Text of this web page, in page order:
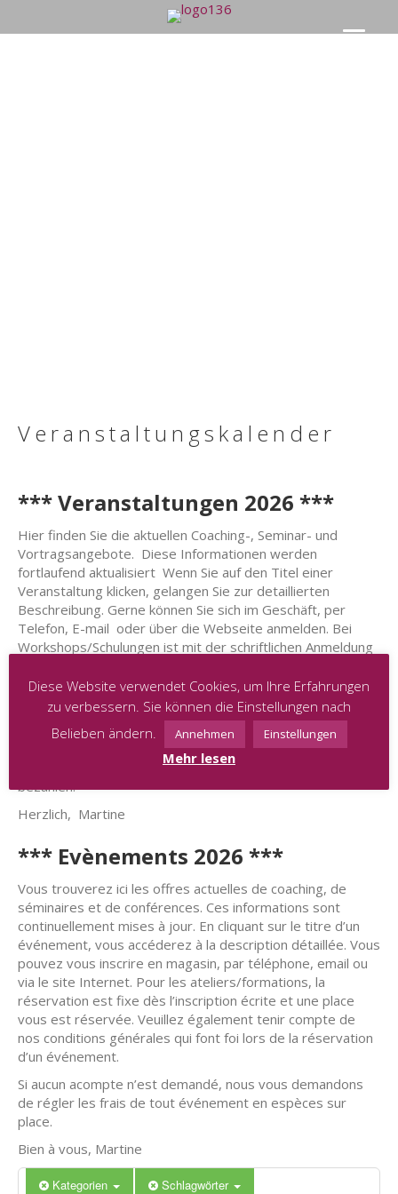
Veranstaltungskalender
*** Veranstaltungen 2026 ***
Hier finden Sie die aktuellen Coaching-, Seminar- und
Vortragsangebote. Diese Informationen werden
fortlaufend aktualisiert Wenn Sie auf den Titel einer
Veranstaltung klicken, gelangen Sie zur detaillierten
Beschreibung. Gerne können Sie sich im Geschäft, per
Telefon, E-mail oder über die Webseite anmelden. Bei
Workshops/Schulungen ist mit der schriftlichen Anmeldung
Bitte beachten Sie auch diesbezüglich unsere allgemeinen
Geschäftsbedingungen, die bei jeglicher Buchung einer
Veranstaltung bindend sind.
Wenn keine Vorauskasse gefragt ist, bitten wir Sie die
Gebühren für jegliche Veranstaltung in Cash vor Ort zu
bezahlen.
Herzlich, Martine
*** Evènements 2026 ***
Vous trouverez ici les offres actuelles de coaching, de
séminaires et de conférences. Ces informations sont
continuellement mises à jour. En cliquant sur le titre d’un
événement, vous accéderez à la description détaillée. Vous
pouvez vous inscrire en magasin, par téléphone, email ou
via le site Internet. Pour les ateliers/formations, la
réservation est fixe dès l’inscription écrite et une place
vous est réservée. Veuillez également tenir compte de
nos conditions générales qui font foi lors de la réservation
d’un événement.
Si aucun acompte n’est demandé, nous vous demandons
de régler les frais de tout événement en espèces sur
place.
Bien à vous, Martine
Kategorien Schlagwörter
Diese Website verwendet Cookies, um Ihre Erfahrungen
zu verbessern. Sie können die Einstellungen nach
Belieben ändern.
Annehmen Einstellungen
Mehr lesen